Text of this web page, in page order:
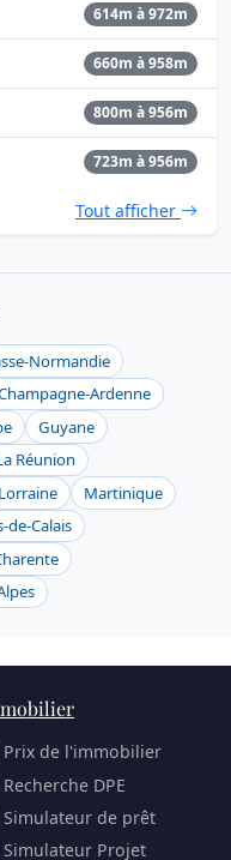
614m à 972m
660m à 958m
800m à 956m
723m à 956m
Tout afficher
Normandie
Ardenne
Guyane
Réunion
Lorraine
Martinique
de-Calais
Prix de l'immobilier
Recherche DPE
Simulateur de prêt
Simulateur Projet